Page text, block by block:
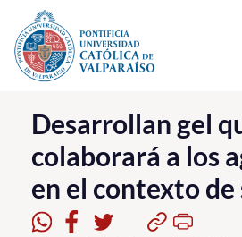
Click acá para ir directamente al
La Universidad
Investigación, Creación e
PUCV Internacional
Vinculación con el Medio
Desarrollan gel
colaborará a los
en el contexto de